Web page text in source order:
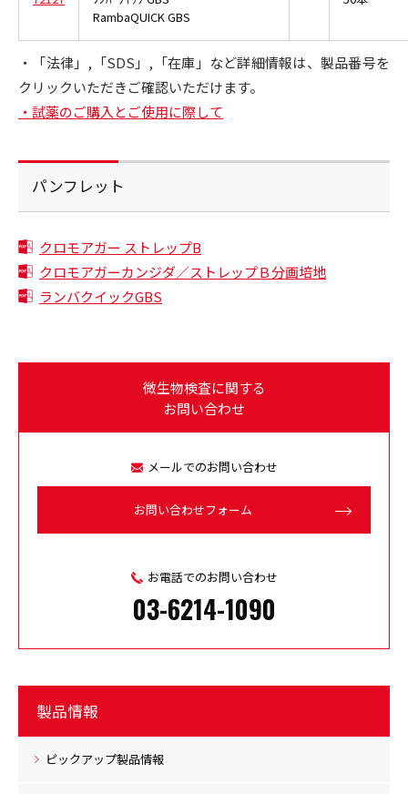
RambaQUICK GBS
・「法律」,「SDS」,「在庫」など詳細情報は、製品番号を
クリックいただきご確認いただけます。
・試薬のご購入とご使用に際して
パンフレット
クロモアガー ストレップB
クロモアガーカンジダ／ストレップＢ分画培地
ランバクイックGBS
微生物検査に関する
お問い合わせ
メールでのお問い合わせ
お問い合わせフォーム
お電話でのお問い合わせ
03-6214-1090
製品情報
ピックアップ製品情報